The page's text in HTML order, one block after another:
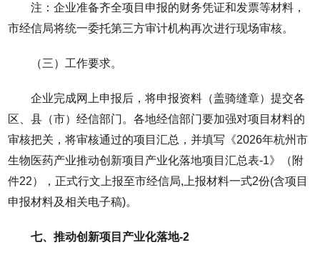
注：企业准备齐全项目申报的财务凭证和发票等材料，
市经信局将统一委托第三方审计机构再次进行现场审核。
（三）工作要求。
企业完成网上申报后，将申报资料（盖骑缝章）提交各
区、县（市）经信部门。各地经信部门要加强对项目材料的
审核把关，将审核通过的项目汇总，并填写《2026年杭州市
生物医药产业推动创新项目产业化落地项目汇总表-1》（附
件22），正式行文上报至市经信局,上报材料一式2份(含项目
申报材料及相关电子稿)。
七、推动创新项目产业化落地-2